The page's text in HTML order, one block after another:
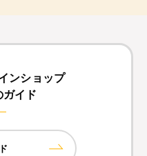
ンショップ
イド